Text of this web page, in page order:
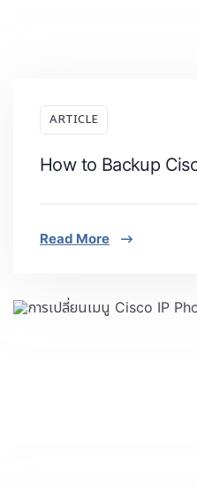
ARTICLE
How to Backup
Read More